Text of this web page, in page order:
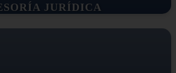
JURÍDICA